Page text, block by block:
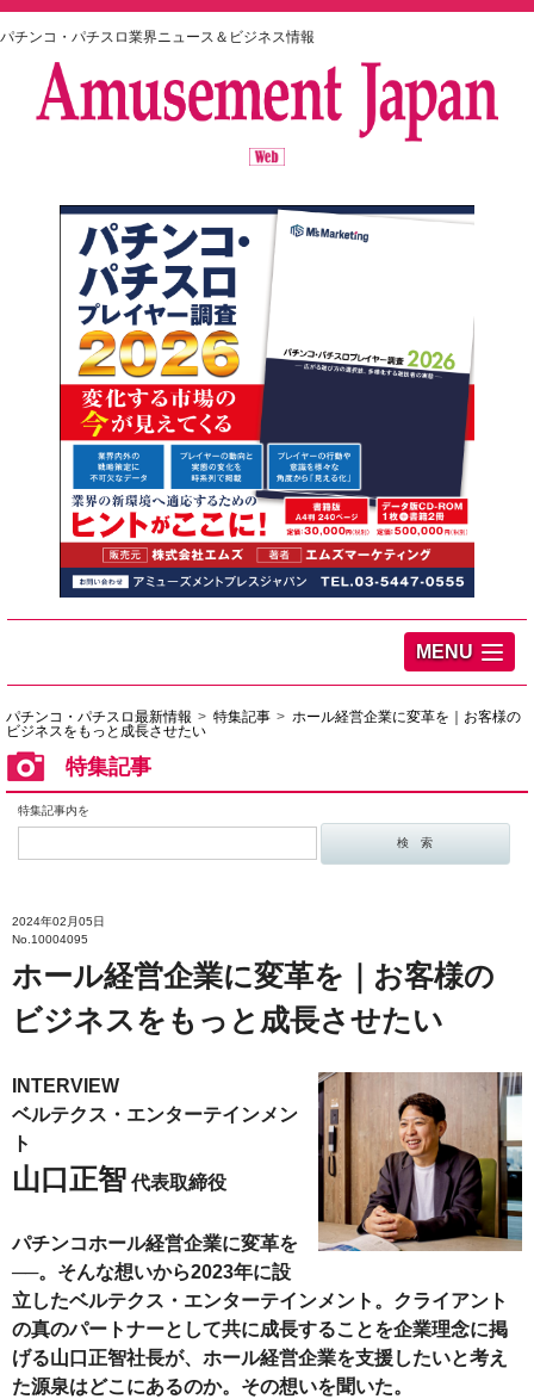
パチンコ・パチスロ業界ニュース＆ビジネス情報
MENU
パチンコ・パチスロ最新情報 特集記事
ホール経営企業に変革を｜お客様の
ビジネスをもっと成長させたい
特集記事
特集記事内を
2024年02月05日
No.10004095
ホール経営企業に変革を｜お客様の
ビジネスをもっと成長させたい
INTERVIEW
ベルテクス・エンターテインメン
ト
山口正智 代表取締役
パチンコホール経営企業に変革を
──。そんな想いから2023年に設
立したベルテクス・エンターテインメント。クライアント
の真のパートナーとして共に成長することを企業理念に掲
げる山口正智社長が、ホール経営企業を支援したいと考え
た源泉はどこにあるのか。その想いを聞いた。